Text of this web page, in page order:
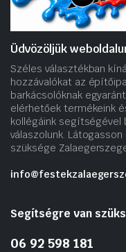
Üdvözöljük
Széles választékban
hozzávalókat az
barkácsolóknak
elérhetőek termékeink
kollégáink segítségével
válaszolunk.
szüksége
Segítségre van
06 92 598 181